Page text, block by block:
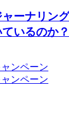
ャーナリン
いるのか